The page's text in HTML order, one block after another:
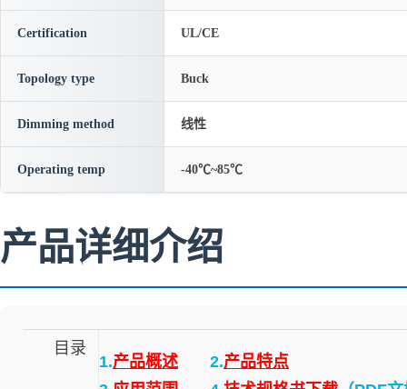
Certification UL/CE
Topology type Buck
Dimming method 线性
Operating temp -40℃~85℃
产品详细介绍
目录
1.产品概述 2.产品特点